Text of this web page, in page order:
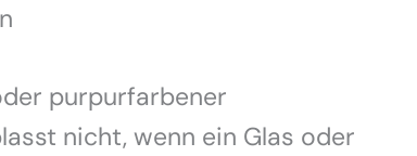
purpurfarbener
nicht, wenn ein Glas oder